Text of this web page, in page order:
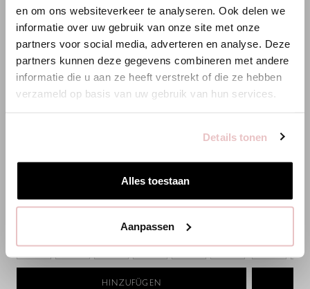
en om ons websiteverkeer te analyseren. Ook delen we
informatie over uw gebruik van onze site met onze
partners voor social media, adverteren en analyse. Deze
partners kunnen deze gegevens combineren met andere
informatie die u aan ze heeft verstrekt of die ze hebben
verzameld op basis van uw gebruik van hun services.
Details tonen
Alles toestaan
Aanpassen
109,95 €
XS S M L XL XXL
HINZUFÜGEN
REDA
14429
129,95 €
XS
Es scheint, dass du uns von einem anderen Land aus
Bist du am richtigen Ort?
Zur niederländischen Seite wechseln